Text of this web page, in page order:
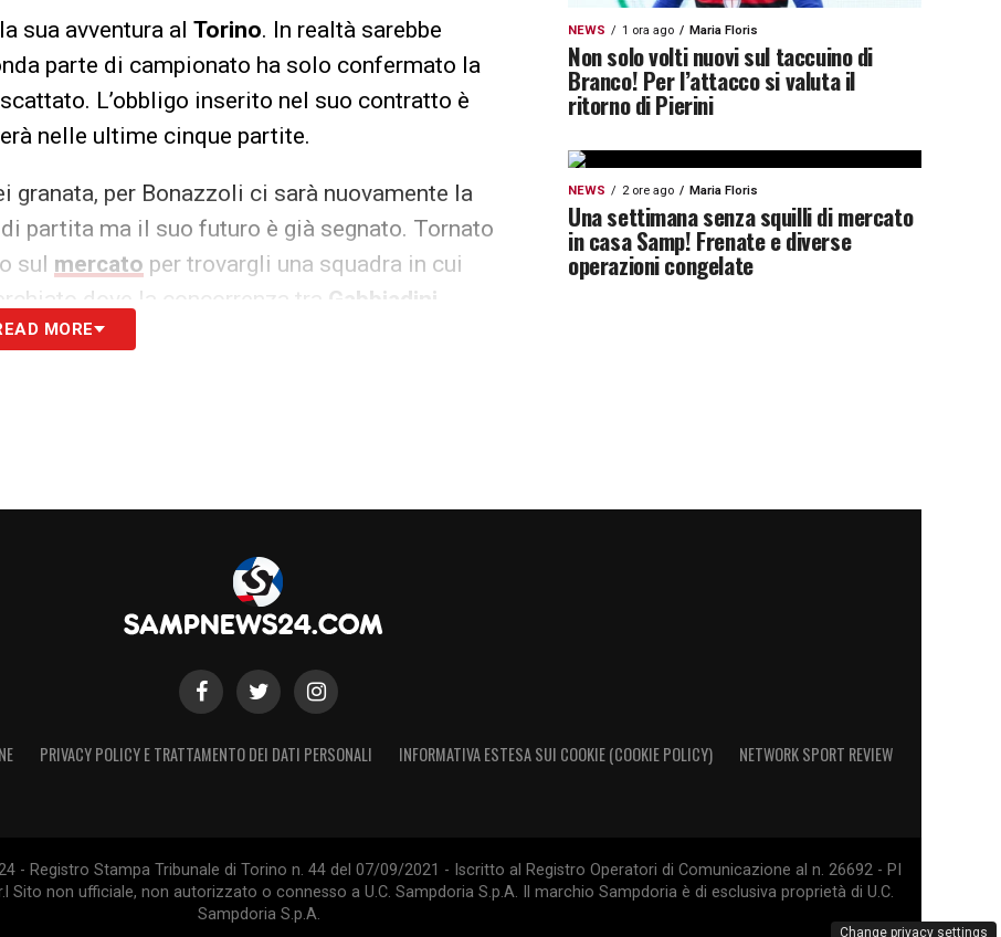
sua avventura al Torino. In realtà sarebbe
parte di campionato ha solo confermato la
L’obbligo inserito nel suo contratto è
nelle ultime cinque partite.
granata, per Bonazzoli ci sarà nuovamente la
partita ma il suo futuro è già segnato. Tornato
sul mercato per trovargli una squadra in cui
dove la concorrenza tra Gabbiadini
diKeita
MORE
NEWS 1 ora ago Maria Floris
Non solo volti nuovi sul taccuino di
Branco! Per l’attacco si valuta il
ritorno di Pierini
NEWS 2 ore ago Maria Floris
Una settimana senza squilli di mercato
in casa Samp! Frenate e diverse
operazioni congelate
PRIVACY POLICY E TRATTAMENTO DEI DATI PERSONALI INFORMATIVA ESTESA SUI COOKIE (COOKIE POLICY) NETWORK SPORT REVIEW
- Registro Stampa Tribunale di Torino n. 44 del 07/09/2021 - Iscritto al Registro Operatori di Comunicazione al n. 26692 - PI
Sito non ufficiale, non autorizzato o connesso a U.C. Sampdoria S.p.A. Il marchio Sampdoria è di esclusiva proprietà di U.C.
Sampdoria S.p.A.
Change privacy settings